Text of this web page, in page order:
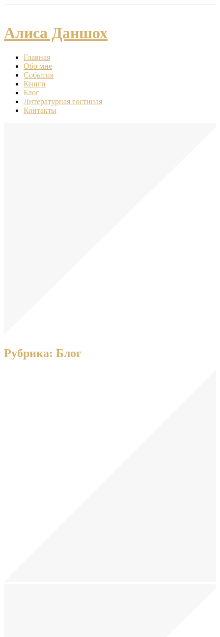
Алиса Даншох
Главная
Обо мне
События
Книги
Блог
Литературная гостиная
Контакты
Рубрика: Блог